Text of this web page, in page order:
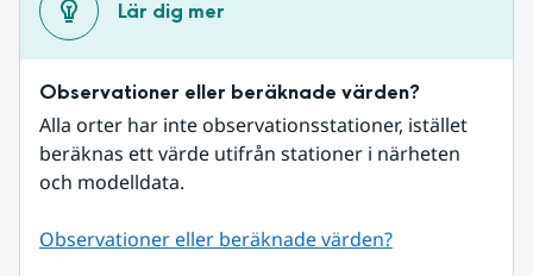
Lär dig mer
Observationer eller beräknade värden?
Alla orter har inte observationsstationer, istället
beräknas ett värde utifrån stationer i närheten
och modelldata.
Observationer eller beräknade värden?